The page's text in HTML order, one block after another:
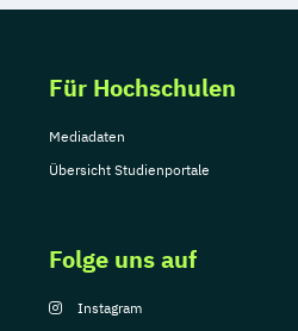
Für Hochschulen
Mediadaten
Übersicht Studienportale
Folge uns auf
Instagram